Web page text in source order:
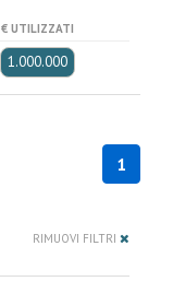
€ UTILIZZATI
1.000.000
1
RIMUOVI FILTRI